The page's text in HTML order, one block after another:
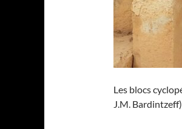
Les blocs
J.M.